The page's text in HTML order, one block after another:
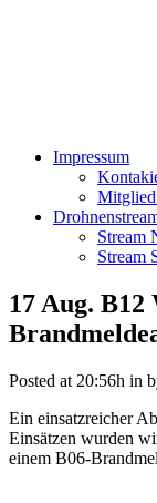
Impressum
Stream
Stream
17 Aug. B12
Posted at 20:56h in
Ein einsatzreicher
Einsätzen wurden
einem B06-